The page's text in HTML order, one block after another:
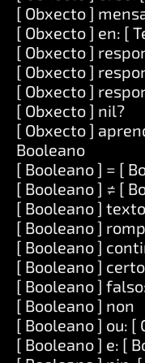
[ Obxecto ]
[ Obxecto ] en: [
[ Obxecto ]
[ Obxecto ]
[ Obxecto ]
[ Obxecto ] nil?
[ Obxecto ]
Booleano
[ Booleano ] = [
[ Booleano ] ≠ [
[ Booleano ] texto
[ Booleano ]
[ Booleano ]
[ Booleano ]
[ Booleano ]
[ Booleano ] non
[ Booleano ] ou: [
[ Booleano ] e: [